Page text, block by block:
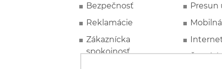
Bezpečnosť
Reklamácie
Zákaznícka
spokojnosť
Presun